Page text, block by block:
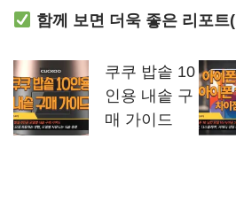
함께 보면 더욱 좋은 리포
쿠쿠 밥솥 10
인용 내솥 구
매 가이드